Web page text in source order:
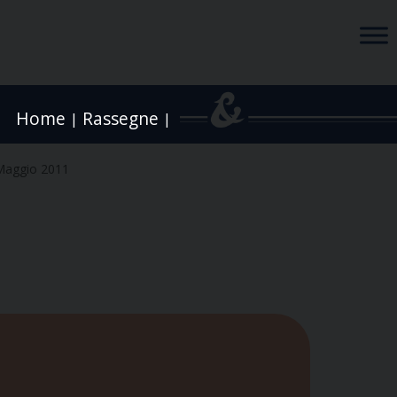
Home | Rassegne |
2011